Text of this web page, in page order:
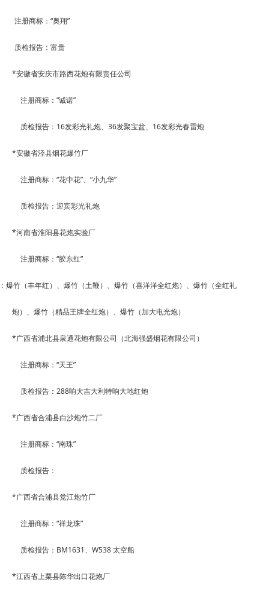
注册商标： “奥翔”
质检报告：富贵
*安徽省安庆市路西花炮有限责任公司
注册商标： “诚诺”
质检报告： 16发彩光礼炮、 36发聚宝盆、 16发彩光春雷炮
*安徽省泾县烟花爆竹厂
注册商标： “花中花”、 “小九华”
质检报告：迎宾彩光礼炮
*河南省淮阳县花炮实验厂
注册商标： “胶东红”
爆竹（丰年红）、爆竹（土鞭）、爆竹（喜洋洋全红炮）、爆竹（全红礼
炮）、爆竹（精品王牌全红炮）、爆竹（加大电光炮）
*广西省浦北县泉通花炮有限公司（北海强盛烟花有限公司）
注册商标： “天王”
质检报告： 288响大吉大利特响大地红炮
*广西省合浦县白沙炮竹二厂
注册商标： “南珠”
质检报告：
*广西省合浦县党江炮竹厂
注册商标： “祥龙珠”
质检报告： BM1631、 W538太空船
*江西省上栗县陈华出口花炮厂